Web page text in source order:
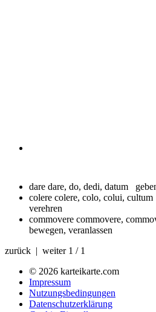
dare dare, do, dedi, datum
colere colere, colo, colui,
verehren
commovere commovere,
bewegen, veranlassen
zurück | weiter 1 / 1
© 2026 karteikarte.com
Impressum
Nutzungsbedingungen
Datenschutzerklärung